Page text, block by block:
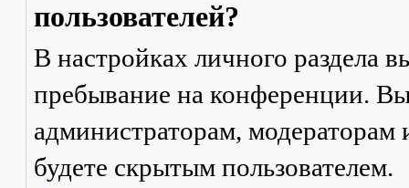
пользователей?
В настройках личного раздела
пребывание на конференции.
администраторам,
будете скрытым пользователем.